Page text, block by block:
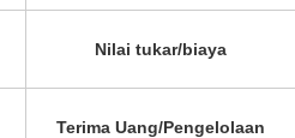
Nilai tukar/biaya
Terima Uang/Pengelolaan